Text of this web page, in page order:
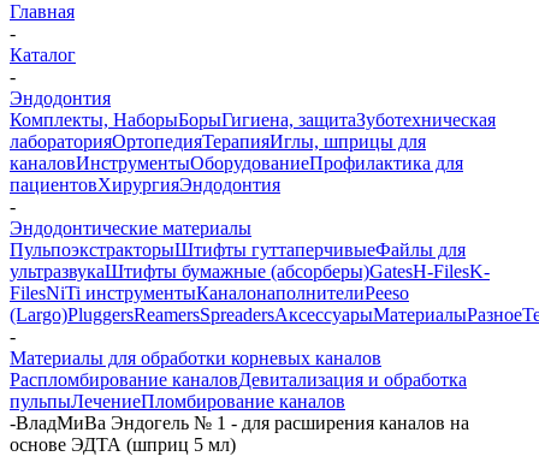
Главная
-
Каталог
-
Эндодонтия
Комплекты, НаборыБорыГигиена, защитаЗуботехническая
лабораторияОртопедияТерапияИглы, шприцы для
каналовИнструментыОборудованиеПрофилактика для
пациентовХирургияЭндодонтия
-
Эндодонтические материалы
ПульпоэкстракторыШтифты гуттаперчивыеФайлы для
ультразвукаШтифты бумажные (абсорберы)GatesH-FilesK-
FilesNiTi инструментыКаналонаполнителиPeeso
(Largo)PluggersReamersSpreadersАксессуарыМатериалыРазное
-
Материалы для обработки корневых каналов
Распломбирование каналовДевитализация и обработка
пульпыЛечениеПломбирование каналов
-ВладМиВа Эндогель № 1 - для расширения каналов на
основе ЭДТА (шприц 5 мл)